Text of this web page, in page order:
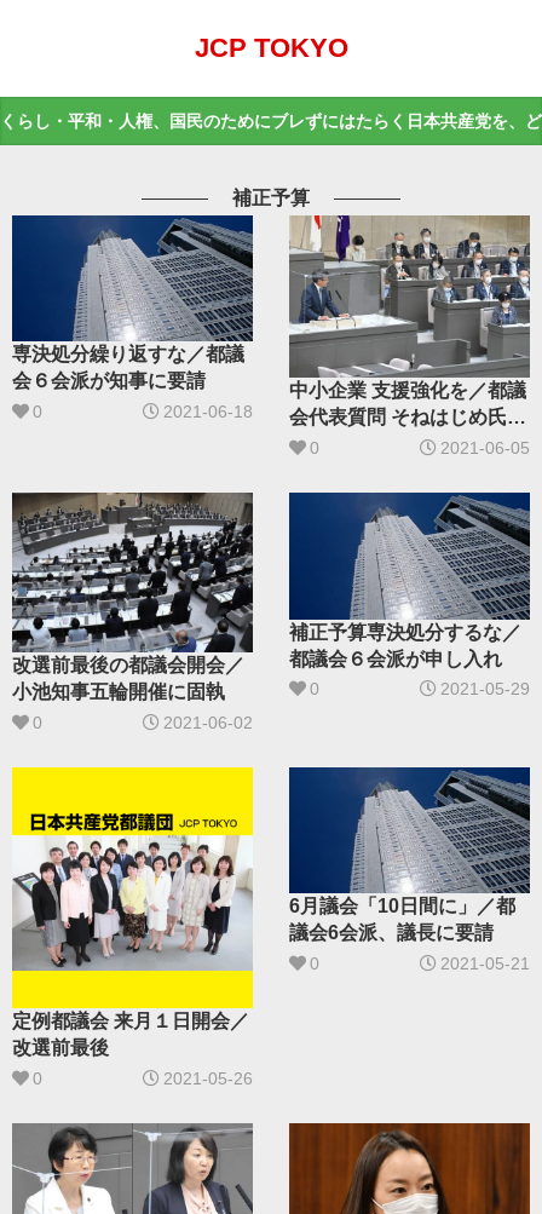
JCP TOKYO
くらし・平和・人権、国民のためにブレずにはたらく日本共産党を、
補正予算
専決処分繰り返すな／都議
会６会派が知事に要請
0 2021-06-18
中小企業 支援強化を／都議
会代表質問 そねはじめ氏が
求める
0 2021-06-05
改選前最後の都議会開会／
小池知事五輪開催に固執
0 2021-06-02
補正予算専決処分するな／
都議会６会派が申し入れ
0 2021-05-29
定例都議会 来月１日開会／
改選前最後
0 2021-05-26
6月議会「10日間に」／都
議会6会派、議長に要請
0 2021-05-21